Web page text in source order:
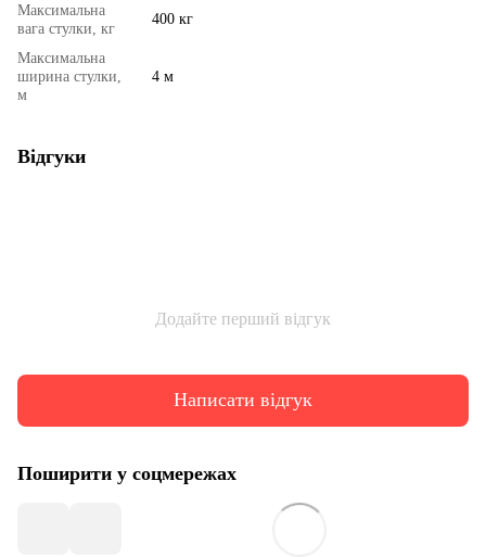
Максимальна
вага стулки, кг
400 кг
Максимальна
ширина стулки,
м
4 м
Відгуки
Додайте перший відгук
Написати відгук
Поширити у соцмережах